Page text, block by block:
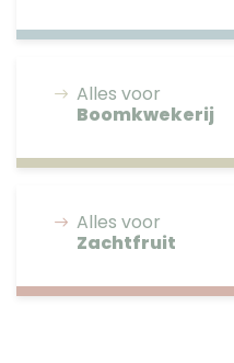
Alles voor
Boomkwekerij
Alles voor
Zachtfruit